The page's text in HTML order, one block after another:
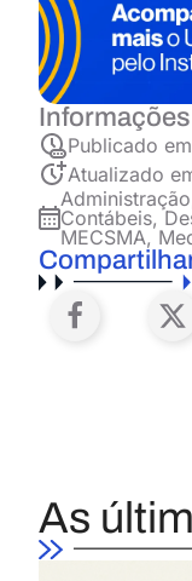
Publicado em
Atualizado
Administração
Contábeis,
MECSMA,
As